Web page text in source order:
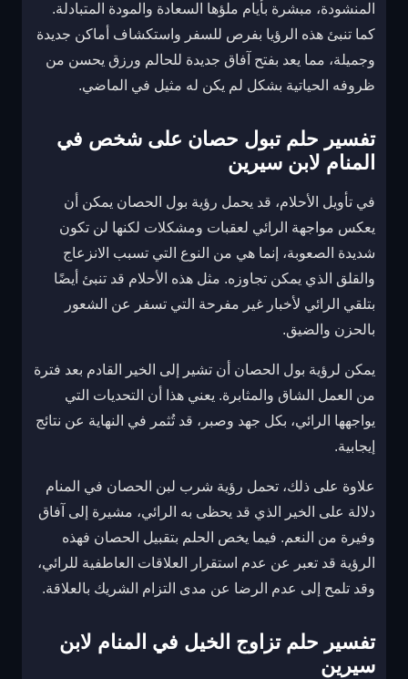
المنشودة، مبشرة بأيام ملؤها السعادة والمودة المتبادلة.
كما تنبئ هذه الرؤيا بفرص للسفر واستكشاف أماكن جديدة
وجميلة، مما يعد بفتح آفاق جديدة للحالم ورزق يحسن من
ظروفه الحياتية بشكل لم يكن له مثيل في الماضي.
تفسير حلم تبول حصان على شخص في
المنام لابن سيرين
في تأويل الأحلام، قد يحمل رؤية بول الحصان يمكن أن
يعكس مواجهة الرائي لعقبات ومشكلات لكنها لن تكون
شديدة الصعوبة، إنما هي من النوع التي تسبب الانزعاج
والقلق الذي يمكن تجاوزه. مثل هذه الأحلام قد تنبئ أيضًا
بتلقي الرائي لأخبار غير مفرحة التي تسفر عن الشعور
بالحزن والضيق.
يمكن لرؤية بول الحصان أن تشير إلى الخير القادم بعد فترة
من العمل الشاق والمثابرة. يعني هذا أن التحديات التي
يواجهها الرائي، بكل جهد وصبر، قد تُثمر في النهاية عن نتائج
إيجابية.
علاوة على ذلك، تحمل رؤية شرب لبن الحصان في المنام
دلالة على الخير الذي قد يحظى به الرائي، مشيرة إلى آفاق
وفيرة من النعم. فيما يخص الحلم بتقبيل الحصان فهذه
الرؤية قد تعبر عن عدم استقرار العلاقات العاطفية للرائي،
وقد تلمح إلى عدم الرضا عن مدى التزام الشريك بالعلاقة.
تفسير حلم تزاوج الخيل في المنام لابن
سيرين